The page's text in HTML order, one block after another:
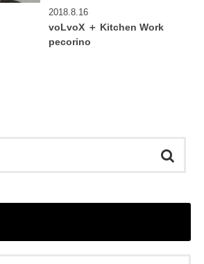
2018.8.16
voLvoX ＋ Kitchen Work
pecorino